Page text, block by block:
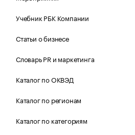
Учебник РБК Компании
Статьи о бизнесе
Словарь PR и маркетинга
Каталог по ОКВЭД
Каталог по регионам
Каталог по категориям